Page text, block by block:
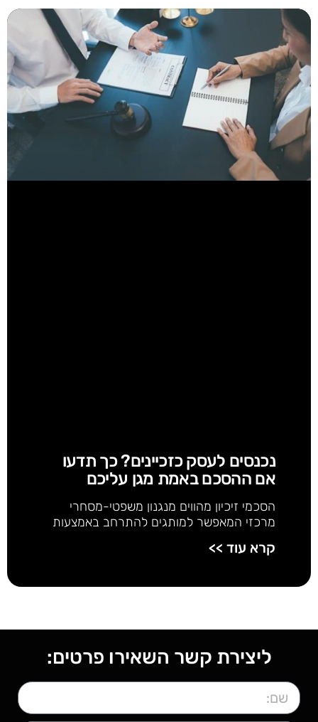
נכנסים לעסק כזכיינים? כך תדעו
אם ההסכם באמת מגן עליכם
הסכמי זיכיון מהווים מנגנון משפטי-מסחרי
מרכזי המאפשר למותגים להתרחב באמצעות
קרא עוד >>
ליצירת קשר השאירו פרטים: